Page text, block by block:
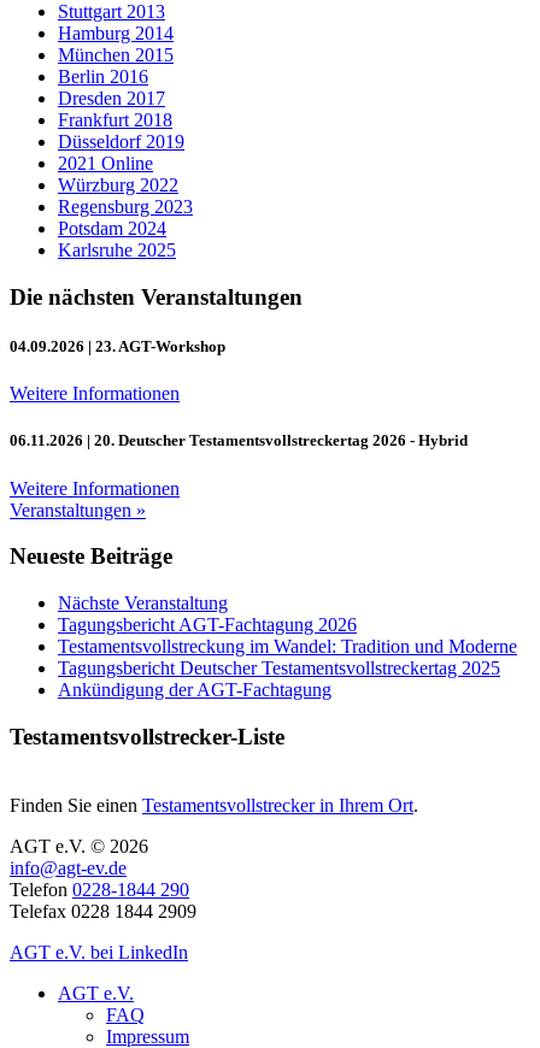
Stuttgart 2013
Hamburg 2014
München 2015
Berlin 2016
Dresden 2017
Frankfurt 2018
Düsseldorf 2019
2021 Online
Würzburg 2022
Regensburg 2023
Potsdam 2024
Karlsruhe 2025
Die nächsten Veranstaltungen
04.09.2026 | 23. AGT-Workshop
Weitere Informationen
06.11.2026 | 20. Deutscher Testamentsvollstreckertag 2026 - Hybrid
Weitere Informationen
Veranstaltungen »
Neueste Beiträge
Nächste Veranstaltung
Tagungsbericht AGT-Fachtagung 2026
Testamentsvollstreckung im Wandel: Tradition und Moderne
Tagungsbericht Deutscher Testamentsvollstreckertag 2025
Ankündigung der AGT-Fachtagung
Testamentsvollstrecker-Liste
Finden Sie einen Testamentsvollstrecker in Ihrem Ort.
AGT e.V. © 2026
info@agt-ev.de
Telefon 0228-1844 290
Telefax 0228 1844 2909
AGT e.V. bei LinkedIn
AGT e.V.
FAQ
Impressum